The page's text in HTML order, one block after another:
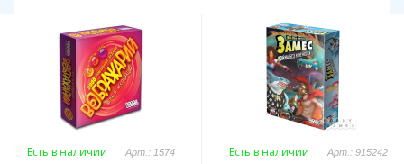
Есть в наличии Арт.: 1574 Есть в наличии Арт.: 915242